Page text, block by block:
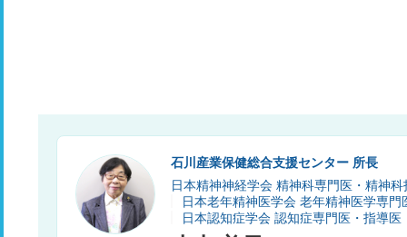
石川産業保健総合支援センター 所長
日本精神神経学会 精神科専門医・精神科
日本老年精神医学会 老年精神医学専門
日本認知症学会 認知症専門医・指導医